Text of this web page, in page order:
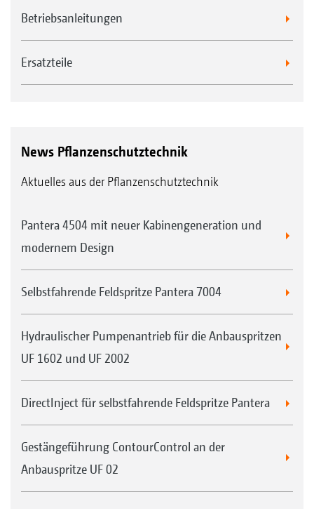
Betriebsanleitungen
Ersatzteile
News Pflanzenschutztechnik
Aktuelles aus der Pflanzenschutztechnik
Pantera 4504 mit neuer Kabinengeneration und
modernem Design
Selbstfahrende Feldspritze Pantera 7004
Hydraulischer Pumpenantrieb für die Anbauspritzen
UF 1602 und UF 2002
DirectInject für selbstfahrende Feldspritze Pantera
Gestängeführung ContourControl an der
Anbauspritze UF 02